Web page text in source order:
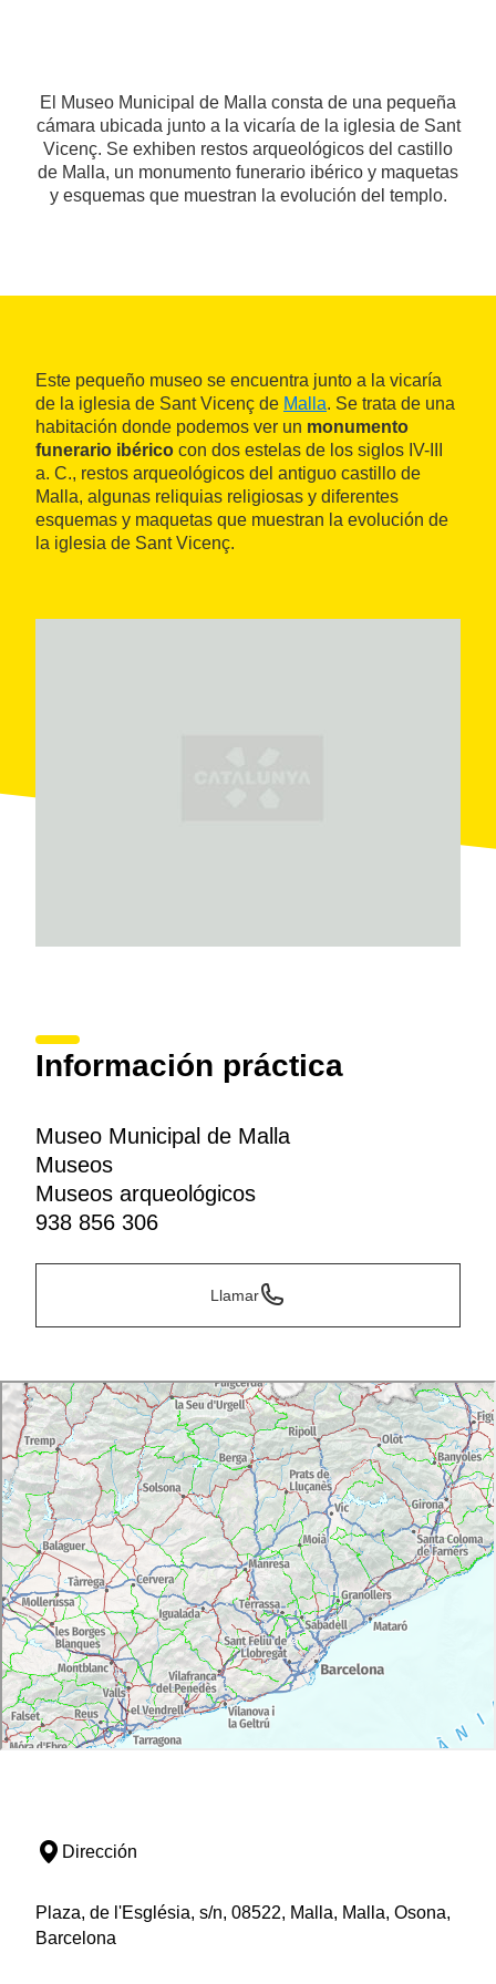
El Museo Municipal de Malla consta de una pequeña
cámara ubicada junto a la vicaría de la iglesia de Sant
Vicenç. Se exhiben restos arqueológicos del castillo
de Malla, un monumento funerario ibérico y maquetas
y esquemas que muestran la evolución del templo.
Este pequeño museo se encuentra junto a la vicaría
de la iglesia de Sant Vicenç de Malla. Se trata de una
habitación donde podemos ver un monumento
funerario ibérico con dos estelas de los siglos IV-III
a. C., restos arqueológicos del antiguo castillo de
Malla, algunas reliquias religiosas y diferentes
esquemas y maquetas que muestran la evolución de
la iglesia de Sant Vicenç.
Información práctica
Museo Municipal de Malla
Museos
Museos arqueológicos
938 856 306
Llamar
Dirección
Plaza, de l'Església, s/n, 08522, Malla, Malla, Osona,
Barcelona